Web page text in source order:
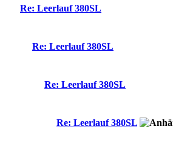
Re: Leerlauf 380SL
Re: Leerlauf 380SL
Re: Leerlauf 380SL
Re: Leerlauf 380SL